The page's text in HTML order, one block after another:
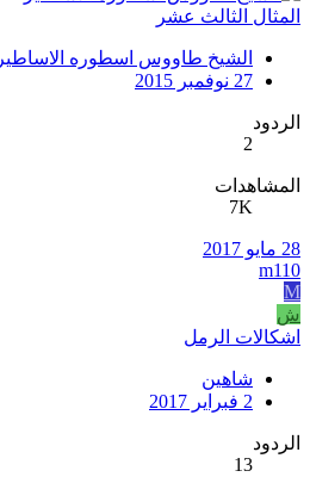
المثال الثالث عشر
الشيخ طاووس اسطوره الاساطير
27 نوفمبر 2015
الردود
2
المشاهدات
7K
28 مايو 2017
m110
M
ش
اشكالات الرمل
شاهين
2 فبراير 2017
الردود
13